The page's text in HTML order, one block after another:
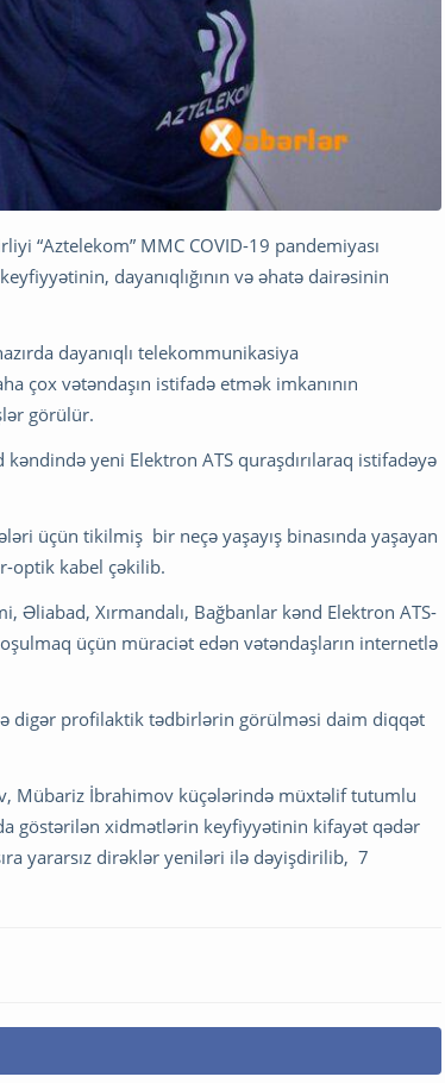
“Aztelekom” MMC COVID-19 pandemiyası
dayanıqlığının və əhatə dairəsinin
dayanıqlı telekommunikasiya
çox vətəndaşın istifadə etmək imkanının
görülür.
yeni Elektron ATS quraşdırılaraq istifadəyə
üçün tikilmiş bir neçə yaşayış binasında yaşayan
optik kabel çəkilib.
Əliabad, Xırmandalı, Bağbanlar kənd Elektron ATS-
üçün müraciət edən vətəndaşların internetlə
digər profilaktik tədbirlərin görülməsi daim diqqət
Mübariz İbrahimov küçələrində müxtəlif tutumlu
göstərilən xidmətlərin keyfiyyətinin kifayət qədər
yararsız dirəklər yeniləri ilə dəyişdirilib, 7